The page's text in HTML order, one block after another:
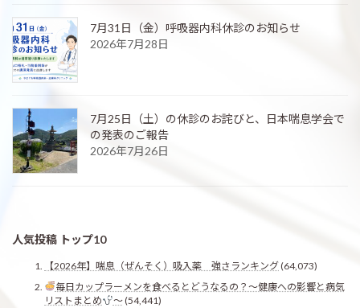
7月31日（金）呼吸器内科休診のお知らせ
2026年7月28日
7月25日（土）の休診のお詫びと、日本喘息学会で
の発表のご報告
2026年7月26日
人気投稿 トップ10
【2026年】喘息（ぜんそく）吸入薬 強さランキング(64,073)
毎日カップラーメンを食べるとどうなるの？〜健康への影響と病気
リストまとめ
〜(54,441)